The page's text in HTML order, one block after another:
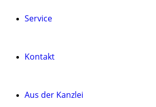
Service
Kontakt
Aus der Kanzlei